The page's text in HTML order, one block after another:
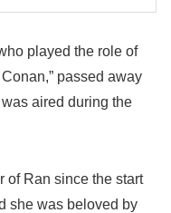
played the role of
passed away
aired during the
of Ran since the start
she was beloved by